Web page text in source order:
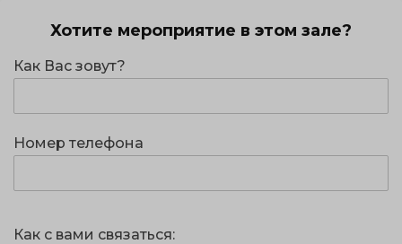
Хотите мероприятие в этом зале?
Как Вас зовут?
Номер телефона
Как с вами связаться: